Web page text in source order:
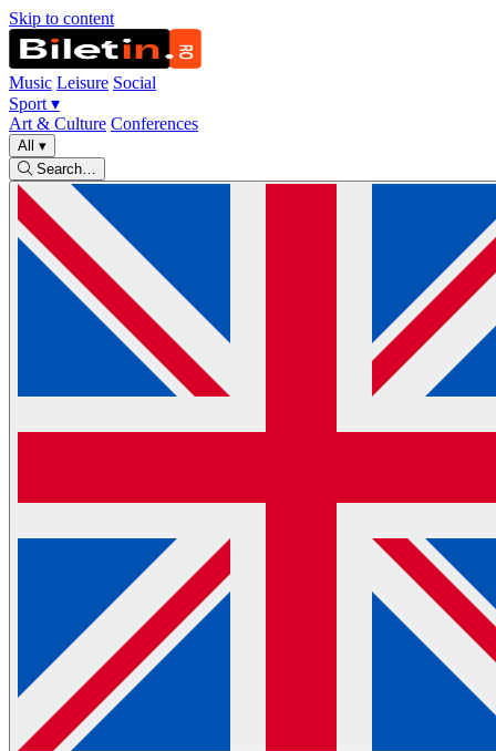
Skip to content
Music Leisure Social
Sport ▾
Art & Culture Conferences
All ▾
Search…